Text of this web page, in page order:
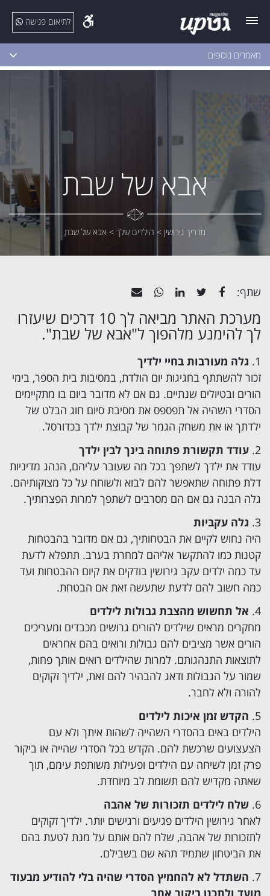
לתיאום פגישה
מאמרים נוספים
אבא של שבת
מדריך גירושין > הילדים שלך > אבא של שבת
שתף:
מערכת האתר מביאה לך 10 דרכים שיעזרו
לך להימנע מלהפוך ל"אבא של שבת".
גלה מעורבות בחיי ילדיך
זכור להשתתף בחגיגות יום הולדת, במסיבות בית הספר, בימי
הורים ובטיולים שנתיים. גם אם לא מדובר ביום בו מתקיימים
הסדרי השהיה אל תפספס את מסיבת סיום חוג הבלט של
ילדתך או את משחק הגמר של קבוצת ילדך בכדורסל.
עודד תקשורת פתוחה בינך לבין ילדך
עודד את ילדך לשתפך בכל מה שעובר עליהם, הנהג מדיניות
דלת פתוחה שתאפשר להם לבוא ולשוחח על כל מצוקותיהם.
גלה הבנה גם אם הם מסרבים לשתפך למרות הפצרותיך.
גלה עקביות
היה נחוש לקיים את הבטחותיך, גם אם מדובר בהבטחות
קטנות כמו להתקשר אליהם למחרת בערב. תתפלא לדעת
עד כמה ילדים עקב גירושין בודקים את קיום ההבטחות ועד
כמה חשוב להם לדעת שתעשה זאת אם הבטחת.
אל תחשוש מהצבת גבולות לילדים
מחקרים מראים שילדים להורים גרושים מכבדים ומעריכים
הורים אשר מציבים להם גבולות ורואים בהם אחראים
לתוצאות התנהגותם. למרות שהילדים רואים אותך פחות,
שמור על הגבולות ודאג להבהיר להם זאת, ילדיך זקוקים
להורה ולא לחבר.
הקדש זמן איכות לילדים
הילדים באים בהסדרי השהייה לשהות איתך ולא עם
הצעצועים שרכשת להם. הקדש בכל הסדרי שהייה או ביקור
פרק זמן לשיחה עם הילדים ופעילות משותפת עימם, תוך
שאתה מקדיש להם תשומת לב מיוחדת.
שלח לילדים תזכורות של אהבה
לאחר גירושין הילדים פגיעים ורגישים יותר. ילדיך זקוקים
לתזכורות של אהבה, שלח להם אותם על מנת לטעת בהם
את הביטחון שתמיד תהא שם בשבילם.
השתדל לא להחמיץ הסדרי שהיה בלי להודיע מבעוד
מועד ולתכנן ביקור אחר